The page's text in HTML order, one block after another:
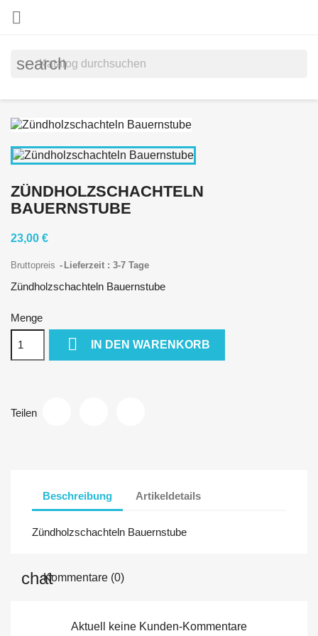

search
ZÜNDHOLZSCHACHTELN
BAUERNSTUBE
23,00 €
Bruttopreis Lieferzeit : 3-7 Tage
Zündholzschachteln Bauernstube
Menge
 IN DEN WARENKORB
Teilen
Beschreibung Artikeldetails
Zündholzschachteln Bauernstube
Kommentare (0)
Aktuell keine Kunden-Kommentare